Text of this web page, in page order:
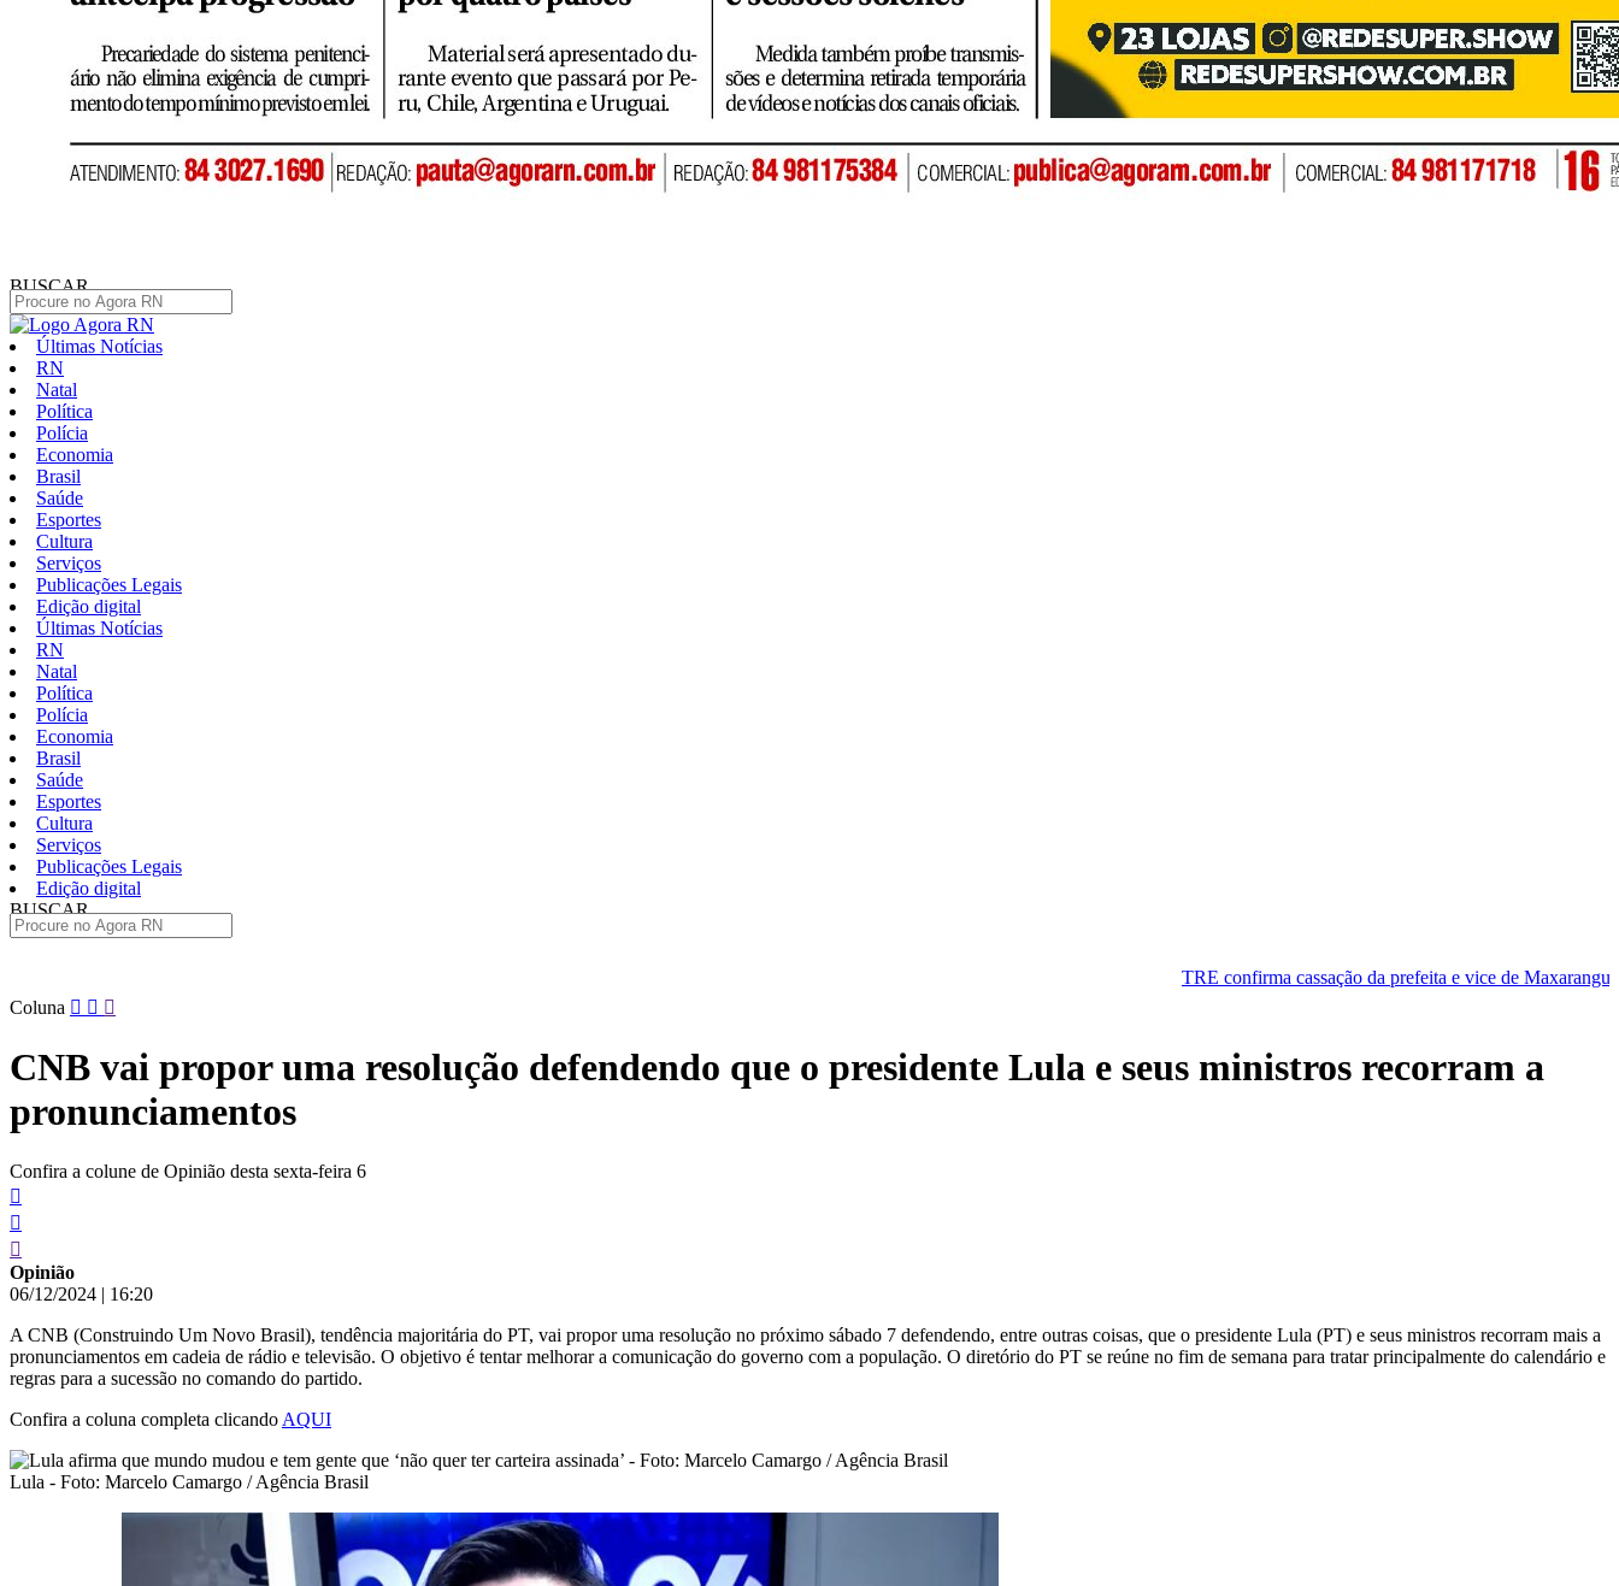
BUSCAR
Últimas Notícias
RN
Natal
Política
Polícia
Economia
Brasil
Saúde
Esportes
Cultura
Serviços
Publicações Legais
Edição digital
Últimas Notícias
RN
Natal
Política
Polícia
Economia
Brasil
Saúde
Esportes
Cultura
Serviços
Publicações Legais
Edição digital
BUSCAR
TRE confirma cassação da prefeita e vice de Maxaranguape, e município
Pular
conteúdo
Coluna
CNB vai propor uma resolução defendendo que o presidente Lula e seus ministros recorram a
pronunciamentos
Confira a colune de Opinião desta sexta-feira 6
Opinião
06/12/2024 | 16:20
A CNB (Construindo Um Novo Brasil), tendência majoritária do PT, vai propor uma resolução no próximo sábado 7 defendendo, entre outras coisas, que o presidente Lula (PT) e seus ministros recorram mais a
pronunciamentos em cadeia de rádio e televisão. O objetivo é tentar melhorar a comunicação do governo com a população. O diretório do PT se reúne no fim de semana para tratar principalmente do calendário e
regras para a sucessão no comando do partido.
Confira a coluna completa clicando AQUI
Lula - Foto: Marcelo Camargo / Agência Brasil